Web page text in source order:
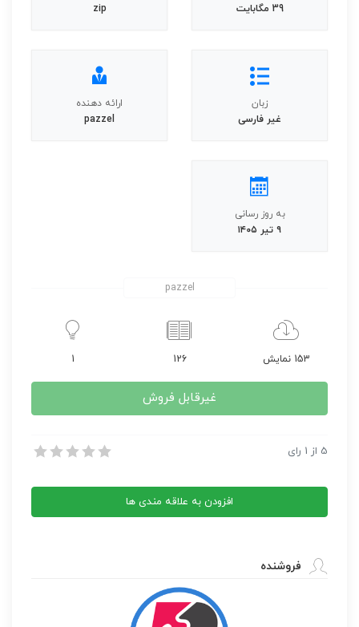
39 مگابایت
zip
زبان
غیر فارسی
ارائه دهنده
pazzel
به روز رسانی
۹ تیر ۱۴۰۵
pazzel
153 نمایش 126
1
غیرقابل فروش
مجله آشپزی Sale Pepe 10 2022
5 از 1 رای
افزودن به علاقه مندی ها
فروشنده